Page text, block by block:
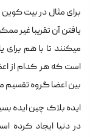
یافتن آن تقریبا غیر
میکنند تا با هم
است که هر کدام از
بین اعضا گروه تقسیم
ایده بلاک چین ایده
در دنیا ایجاد کرده